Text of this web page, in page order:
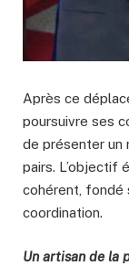
Après ce
poursuivre ses
de présenter un
pairs. L’objectif
cohérent, fondé
coordination.
Un artisan de la